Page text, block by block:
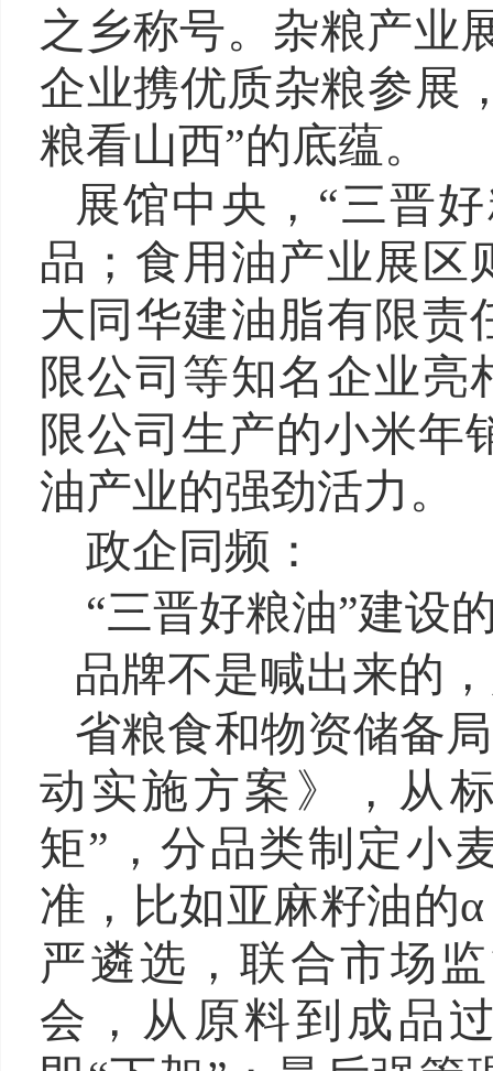
之乡称号。杂粮产业
企业携优质杂粮参展
粮看山西”的底蕴。
展馆中央，“三晋
品；食用油产业展区
大同华建油脂有限责
限公司等知名企业亮
限公司生产的小米年
油产业的强劲活力。
政企同频：
“三晋好粮油”建设
品牌不是喊出来的
省粮食和物资储备
动实施方案》，从
矩”，分品类制定小
准，比如亚麻籽油的
严遴选，联合市场
会，从原料到成品